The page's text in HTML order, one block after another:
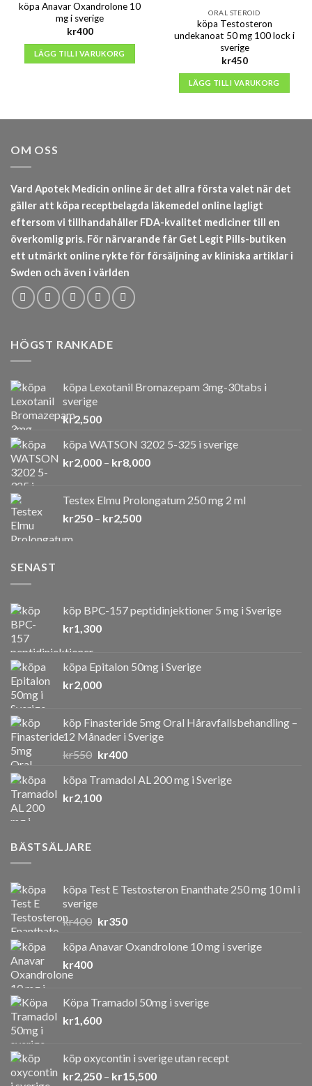
köpa Anavar Oxandrolone 10
mg i sverige
kr400
LÄGG TILL I VARUKORG
ORAL STEROID
köpa Testosteron
undekanoat 50 mg 100 lock i
sverige
kr450
LÄGG TILL I VARUKORG
OM OSS
Vard Apotek Medicin online är det allra första valet när det
gäller att köpa receptbelagda läkemedel online lagligt
eftersom vi tillhandahåller FDA-kvalitet mediciner till en
överkomlig pris. För närvarande får Get Legit Pills-butiken
ett utmärkt online rykte för försäljning av kliniska artiklar i
Swden och även i världen
HÖGST RANKADE
köpa Lexotanil Bromazepam 3mg-30tabs i
sverige
kr2,500
köpa WATSON 3202 5-325 i sverige
kr2,000 – kr8,000Prisintervall:
kr8,000
Testex Elmu Prolongatum 250 mg 2 ml
kr250 – kr2,500Prisintervall:
SENAST
köp BPC-157 peptidinjektioner 5 mg i Sverige
kr1,300
köpa Epitalon 50mg i Sverige
kr2,000
köp Finasteride 5mg Oral Håravfallsbehandling –
12 Månader i Sverige
kr550 Det
priset
var:
kr400Det
priset
köpa Tramadol AL 200 mg i Sverige
kr2,100
BÄSTSÄLJARE
köpa Test E Testosteron Enanthate 250 mg 10 ml i
sverige
kr400 Det
priset
kr350Det
priset
köpa Anavar Oxandrolone 10 mg i sverige
kr400
Köpa Tramadol 50mg i sverige
kr1,600
köp oxycontin i sverige utan recept
kr2,250 – kr15,500Prisintervall: